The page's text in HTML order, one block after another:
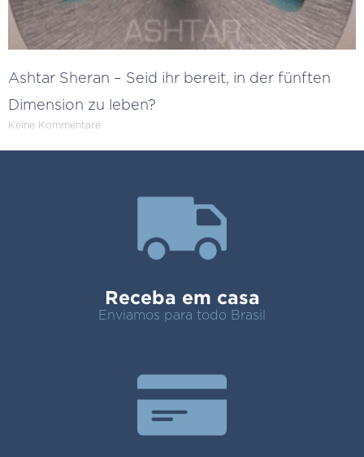
Ashtar Sheran – Seid ihr bereit, in der fünften
Dimension zu leben?
Keine Kommentare
Receba em casa
Enviamos para todo Brasil